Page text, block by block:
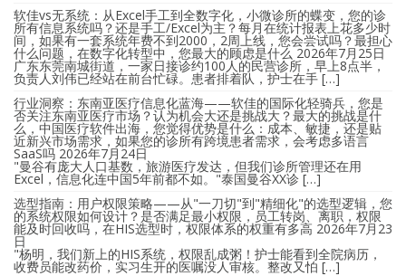
软佳vs无系统：从Excel手工到全数字化，小微诊所的蝶变，您的诊
所有信息系统吗？还是手工/Excel为主？每月在统计报表上花多少时
间，如果有一套系统年费不到2000，2周上线，您会尝试吗？最担心
什么问题，在数字化转型中，您最大的顾虑是什么 2026年7月25日
广东东莞南城街道，一家日接诊约100人的民营诊所，早上8点半，
负责人刘伟已经站在前台忙碌。患者排着队，护士在手 […]
行业洞察：东南亚医疗信息化蓝海——软佳的国际化轻骑兵，您是
否关注东南亚医疗市场？认为机会大还是挑战大？最大的挑战是什
么，中国医疗软件出海，您觉得优势是什么：成本、敏捷，还是贴
近新兴市场需求，如果您的诊所有跨境患者需求，会考虑多语言
SaaS吗 2026年7月24日
"曼谷有庞大人口基数，旅游医疗发达，但我们诊所管理还在用
Excel，信息化连中国5年前都不如。"泰国曼谷XX诊 […]
选型指南：用户权限策略——从"一刀切"到"精细化"的选型逻辑，您
的系统权限如何设计？是否满足最小权限，员工转岗、离职，权限
能及时回收吗，在HIS选型时，权限体系的权重有多高 2026年7月23
日
"杨明，我们新上的HIS系统，权限乱成粥！护士能看到全院病历，
收费员能改药价，实习生开的医嘱没人审核。整改又怕 […]